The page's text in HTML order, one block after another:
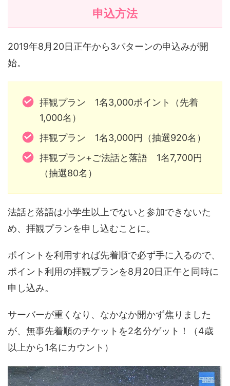
申込方法
2019年8月20日正午から3パターンの申込みが開
始。
拝観プラン 1名3,000ポイント（先着
1,000名）
拝観プラン 1名3,000円（抽選920名）
拝観プラン+ご法話と落語 1名7,700円
（抽選80名）
法話と落語は小学生以上でないと参加できないた
め、拝観プランを申し込むことに。
ポイントを利用すれば先着順で必ず手に入るので、
ポイント利用の拝観プランを8月20日正午と同時に
申し込み。
サーバーが重くなり、なかなか開かず焦りました
が、無事先着順のチケットを2名分ゲット！（4歳
以上から1名にカウント）